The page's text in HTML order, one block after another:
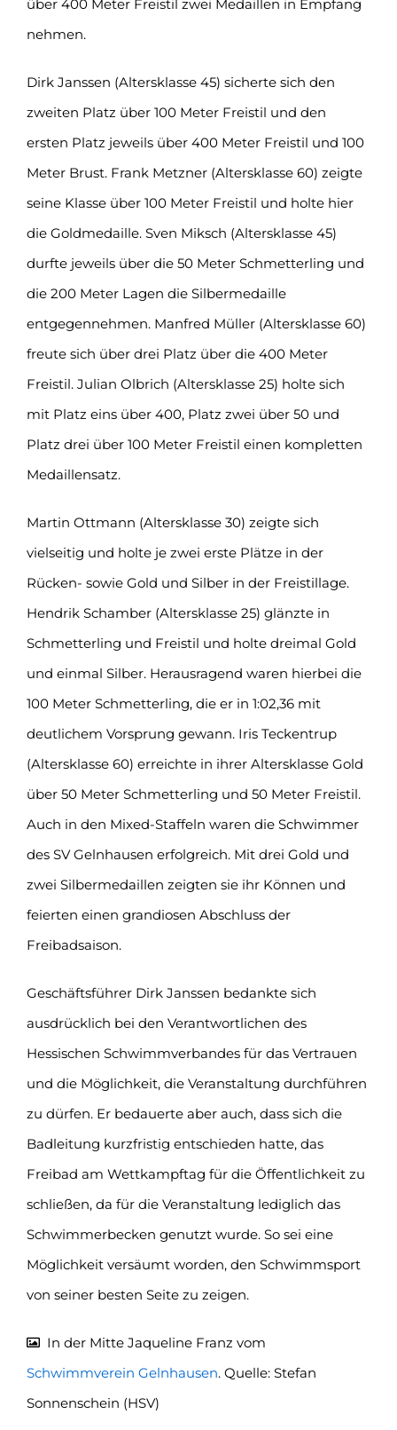
über 400 Meter Freistil zwei Medaillen in Empfang
nehmen.
Dirk Janssen (Altersklasse 45) sicherte sich den
zweiten Platz über 100 Meter Freistil und den
ersten Platz jeweils über 400 Meter Freistil und 100
Meter Brust. Frank Metzner (Altersklasse 60) zeigte
seine Klasse über 100 Meter Freistil und holte hier
die Goldmedaille. Sven Miksch (Altersklasse 45)
durfte jeweils über die 50 Meter Schmetterling und
die 200 Meter Lagen die Silbermedaille
entgegennehmen. Manfred Müller (Altersklasse 60)
freute sich über drei Platz über die 400 Meter
Freistil. Julian Olbrich (Altersklasse 25) holte sich
mit Platz eins über 400, Platz zwei über 50 und
Platz drei über 100 Meter Freistil einen kompletten
Medaillensatz.
Martin Ottmann (Altersklasse 30) zeigte sich
vielseitig und holte je zwei erste Plätze in der
Rücken- sowie Gold und Silber in der Freistillage.
Hendrik Schamber (Altersklasse 25) glänzte in
Schmetterling und Freistil und holte dreimal Gold
und einmal Silber. Herausragend waren hierbei die
100 Meter Schmetterling, die er in 1:02,36 mit
deutlichem Vorsprung gewann. Iris Teckentrup
(Altersklasse 60) erreichte in ihrer Altersklasse Gold
über 50 Meter Schmetterling und 50 Meter Freistil.
Auch in den Mixed-Staffeln waren die Schwimmer
des SV Gelnhausen erfolgreich. Mit drei Gold und
zwei Silbermedaillen zeigten sie ihr Können und
feierten einen grandiosen Abschluss der
Freibadsaison.
Geschäftsführer Dirk Janssen bedankte sich
ausdrücklich bei den Verantwortlichen des
Hessischen Schwimmverbandes für das Vertrauen
und die Möglichkeit, die Veranstaltung durchführen
zu dürfen. Er bedauerte aber auch, dass sich die
Badleitung kurzfristig entschieden hatte, das
Freibad am Wettkampftag für die Öffentlichkeit zu
schließen, da für die Veranstaltung lediglich das
Schwimmerbecken genutzt wurde. So sei eine
Möglichkeit versäumt worden, den Schwimmsport
von seiner besten Seite zu zeigen.
In der Mitte Jaqueline Franz vom
Schwimmverein Gelnhausen. Quelle: Stefan
Sonnenschein (HSV)